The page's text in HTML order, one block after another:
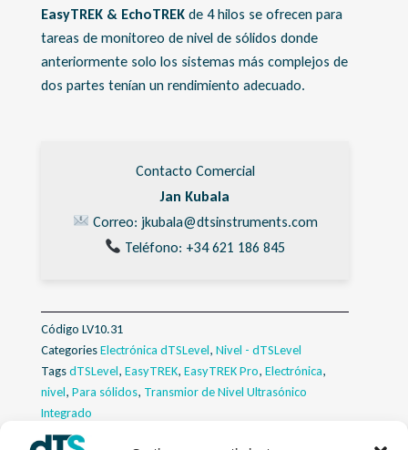
EasyTREK & EchoTREK de 4 hilos se ofrecen para
tareas de monitoreo de nivel de sólidos donde
anteriormente solo los sistemas más complejos de
dos partes tenían un rendimiento adecuado.
Contacto Comercial
Jan Kubala
Correo: jkubala@dtsinstruments.com
Teléfono: +34 621 186 845
Código LV10.31
CategoriesElectrónica dTSLevel, Nivel - dTSLevel
TagsdTSLevel, EasyTREK, EasyTREK Pro, Electrónica,
nivel, Para sólidos, Transmior de Nivel Ultrasónico
Integrado